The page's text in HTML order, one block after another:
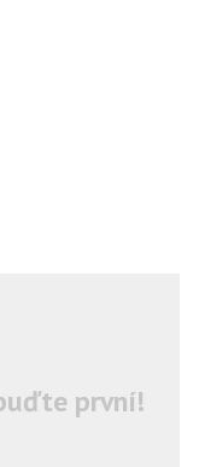
první!